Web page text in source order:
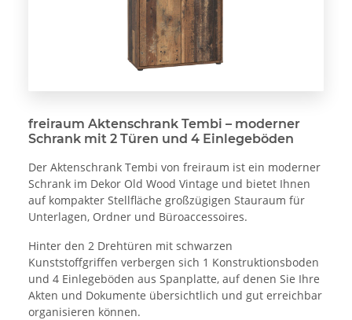
freiraum Aktenschrank Tembi – moderner
Schrank mit 2 Türen und 4 Einlegeböden
Der Aktenschrank Tembi von freiraum ist ein moderner
Schrank im Dekor Old Wood Vintage und bietet Ihnen
auf kompakter Stellfläche großzügigen Stauraum für
Unterlagen, Ordner und Büroaccessoires.
Hinter den 2 Drehtüren mit schwarzen
Kunststoffgriffen verbergen sich 1 Konstruktionsboden
und 4 Einlegeböden aus Spanplatte, auf denen Sie Ihre
Akten und Dokumente übersichtlich und gut erreichbar
organisieren können.